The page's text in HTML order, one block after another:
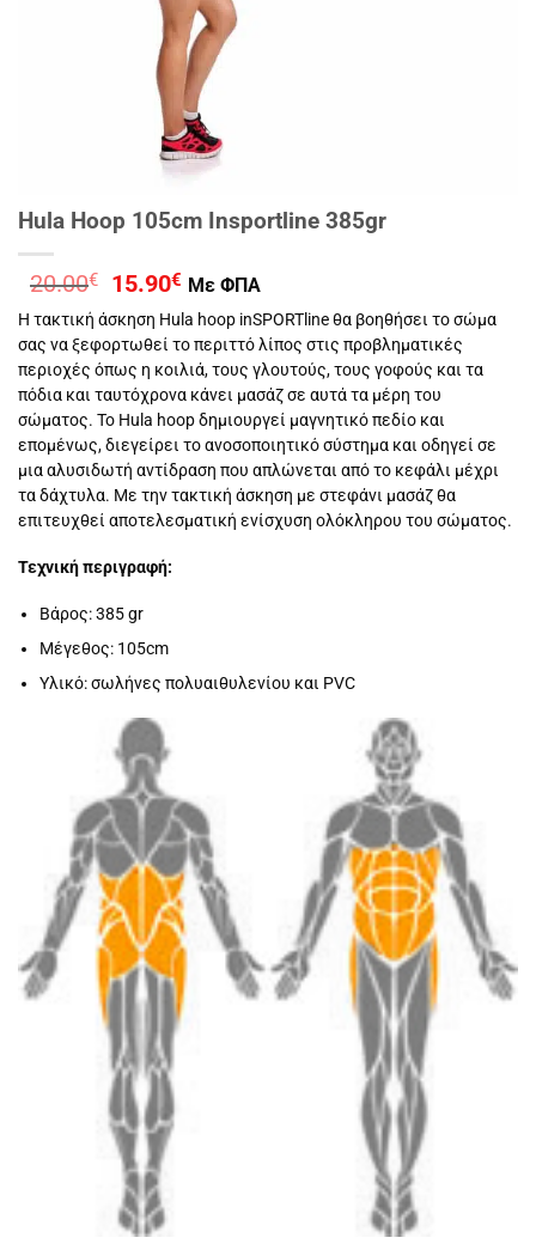
Hula Hoop 105cm Insportline 385gr
20.00€
Original
price
was:
20.00€.
15.90€ Η
τρέχουσα
τιμή
είναι:
15.90€.
Με ΦΠΑ
Η τακτική άσκηση Hula hoop inSPORTline θα βοηθήσει το σώμα
σας να ξεφορτωθεί το περιττό λίπος στις προβληματικές
περιοχές όπως η κοιλιά, τους γλουτούς, τους γοφούς και τα
πόδια και ταυτόχρονα κάνει μασάζ σε αυτά τα μέρη του
σώματος. Το Hula hoop δημιουργεί μαγνητικό πεδίο και
επομένως, διεγείρει το ανοσοποιητικό σύστημα και οδηγεί σε
μια αλυσιδωτή αντίδραση που απλώνεται από το κεφάλι μέχρι
τα δάχτυλα. Με την τακτική άσκηση με στεφάνι μασάζ θα
επιτευχθεί αποτελεσματική ενίσχυση ολόκληρου του σώματος.
Τεχνική περιγραφή:
Βάρος: 385 gr
Μέγεθος: 105cm
Υλικό: σωλήνες πολυαιθυλενίου και PVC